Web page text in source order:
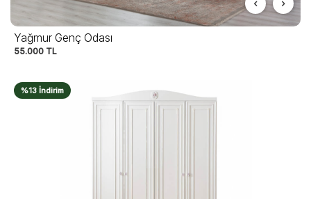
Yağmur Genç Odası
55.000 TL
%13 İndirim